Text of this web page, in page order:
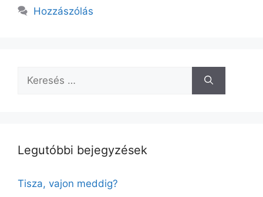
Hozzászólás
Keresés:
Legutóbbi bejegyzések
Tisza, vajon meddig?